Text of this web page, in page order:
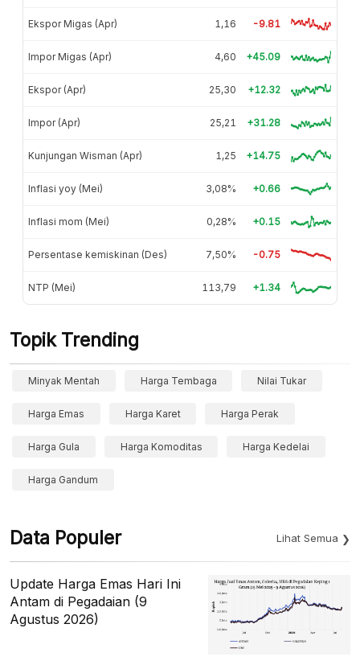
Ekspor Migas (Apr) 1,16 -9.81
Impor Migas (Apr) 4,60 +45.09
Ekspor (Apr) 25,30 +12.32
Impor (Apr) 25,21 +31.28
Kunjungan Wisman (Apr) 1,25 +14.75
Inflasi yoy (Mei) 3,08% +0.66
Inflasi mom (Mei) 0,28% +0.15
Persentase kemiskinan (Des) 7,50% -0.75
NTP (Mei) 113,79 +1.34
Topik Trending
Minyak Mentah Harga Tembaga Nilai Tukar
Harga Emas Harga Karet Harga Perak
Harga Gula Harga Komoditas Harga Kedelai
Harga Gandum
Data Populer Lihat Semua
Update Harga Emas Hari Ini
Antam di Pegadaian (9
Agustus 2026)